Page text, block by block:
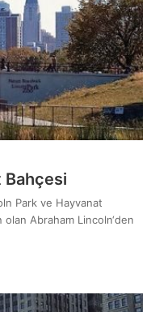
Bahçesi
Park ve Hayvanat
olan Abraham Lincoln‘den